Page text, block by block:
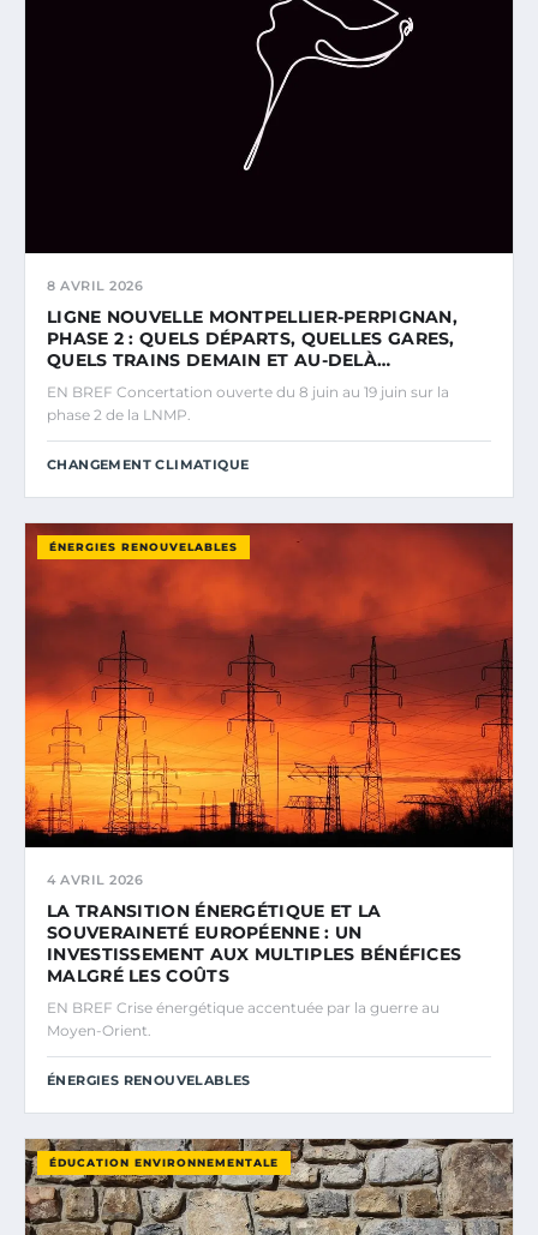
8 AVRIL 2026
LIGNE NOUVELLE MONTPELLIER-PERPIGNAN,
PHASE 2 : QUELS DÉPARTS, QUELLES GARES,
QUELS TRAINS DEMAIN ET AU-DELÀ…
EN BREF Concertation ouverte du 8 juin au 19 juin sur la
phase 2 de la LNMP.
CHANGEMENT CLIMATIQUE
ÉNERGIES RENOUVELABLES
4 AVRIL 2026
LA TRANSITION ÉNERGÉTIQUE ET LA
SOUVERAINETÉ EUROPÉENNE : UN
INVESTISSEMENT AUX MULTIPLES BÉNÉFICES
MALGRÉ LES COÛTS
EN BREF Crise énergétique accentuée par la guerre au
Moyen-Orient.
ÉNERGIES RENOUVELABLES
ÉDUCATION ENVIRONNEMENTALE